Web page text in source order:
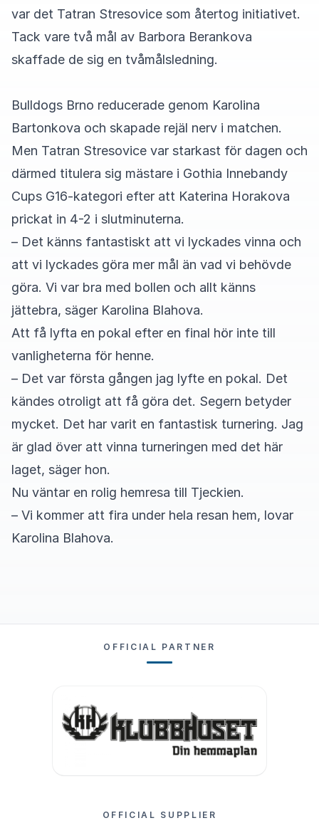
var det Tatran Stresovice som återtog initiativet.
Tack vare två mål av Barbora Berankova
skaffade de sig en tvåmålsledning.
Bulldogs Brno reducerade genom Karolina
Bartonkova och skapade rejäl nerv i matchen.
Men Tatran Stresovice var starkast för dagen och
därmed titulera sig mästare i Gothia Innebandy
Cups G16-kategori efter att Katerina Horakova
prickat in 4-2 i slutminuterna.
– Det känns fantastiskt att vi lyckades vinna och
att vi lyckades göra mer mål än vad vi behövde
göra. Vi var bra med bollen och allt känns
jättebra, säger Karolina Blahova.
Att få lyfta en pokal efter en final hör inte till
vanligheterna för henne.
– Det var första gången jag lyfte en pokal. Det
kändes otroligt att få göra det. Segern betyder
mycket. Det har varit en fantastisk turnering. Jag
är glad över att vinna turneringen med det här
laget, säger hon.
Nu väntar en rolig hemresa till Tjeckien.
– Vi kommer att fira under hela resan hem, lovar
Karolina Blahova.
OFFICIAL PARTNER
OFFICIAL SUPPLIER